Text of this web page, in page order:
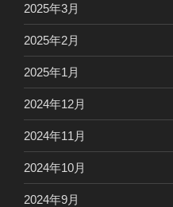
2025年3月
2025年2月
2025年1月
2024年12月
2024年11月
2024年10月
2024年9月